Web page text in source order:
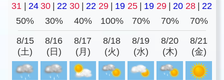
31 | 24 30 | 22 30 | 22 29 | 19 25 | 19 29 | 20 28 | 22
50%
30% 40% 100% 70% 70% 70%
8/15
(土)
8/16
(日)
8/17
(月)
8/18
(火)
8/19
(水)
8/20
(木)
8/21
(金)